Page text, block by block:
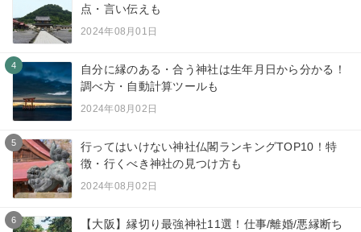
点・言い伝えも
2024年08月01日
4
自分に縁のある・合う神社は生年月日から分かる！
調べ方・自動計算ツールも
2024年08月02日
5
行ってはいけない神社仏閣ランキングTOP10！特
徴・行くべき神社の見つけ方も
2024年08月02日
6
【大阪】縁切り最強神社11選！仕事/離婚/悪縁断ち